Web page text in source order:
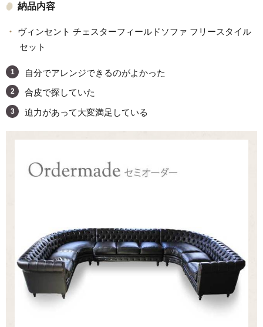
納品内容
ヴィンセント チェスターフィールドソファ フリースタイル
セット
自分でアレンジできるのがよかった
合皮で探していた
迫力があって大変満足している